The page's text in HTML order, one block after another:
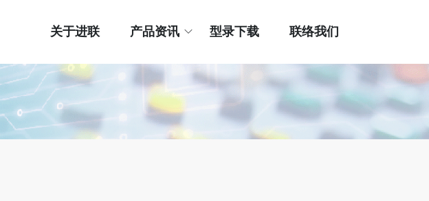
关于进联 产品资讯 型录下载 联络我们